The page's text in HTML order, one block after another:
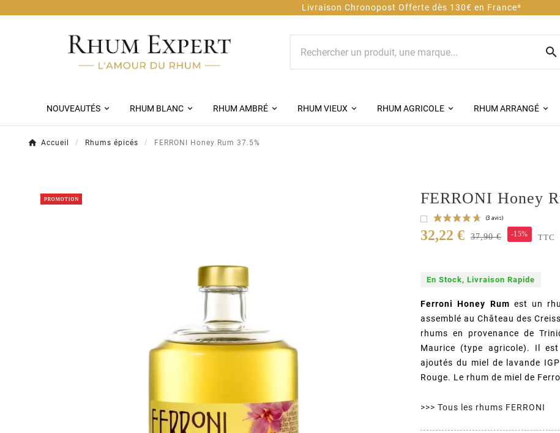
Livraison Chronopost Offerte dès 130€ en France*

NOUVEAUTÉS RHUM BLANC RHUM AMBRÉ RHUM VIEUX RHUM AGRICOLE RHUM ARRANGÉ
Accueil Rhums épicés FERRONI Honey Rum 37.5%
FERRONI Honey
32,22 € 37,90 € -15% TTC
En Stock, Livraison Rapide
Ferroni Honey Rum est un
assemblé au Château des
rhums en provenance de
Maurice (type agricole). Il
ajoutés du miel de lavande
Rouge. Le rhum de miel de
>>> Tous les rhums FERRONI